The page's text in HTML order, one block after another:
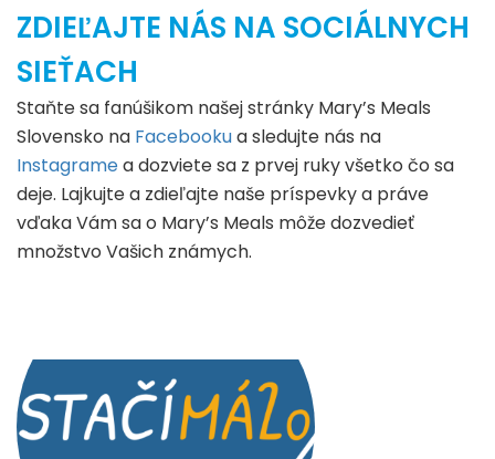
ZDIEĽAJTE NÁS NA SOCIÁLNYCH
SIEŤACH
Staňte sa fanúšikom našej stránky Mary’s Meals
Slovensko na Facebookua sledujte nás na
Instagramea dozviete sa z prvej ruky všetko čo sa
deje. Lajkujte a zdieľajte naše príspevky a práve
vďaka Vám sa o Mary’s Meals môže dozvedieť
množstvo Vašich známych.